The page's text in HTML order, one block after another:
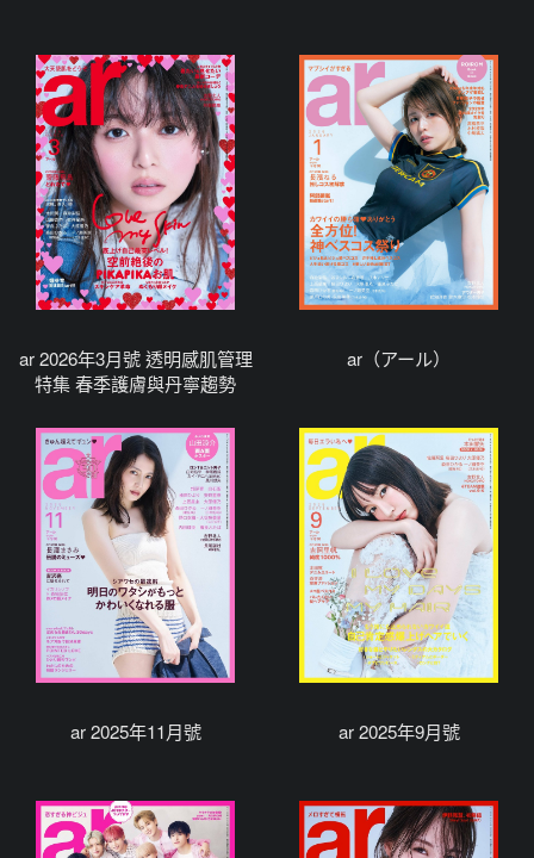
ar 2026年3月號 透明感肌管理
特集 春季護膚與丹寧趨勢
ar（アール）
ar 2025年11月號 ar 2025年9月號